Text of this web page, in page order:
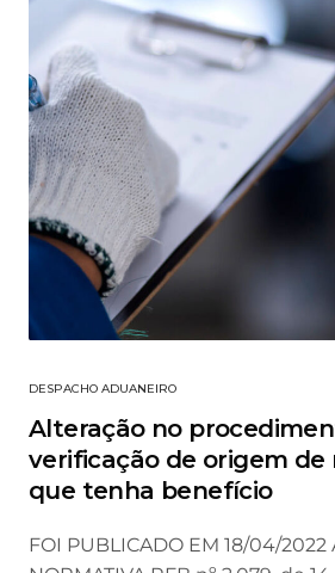
DESPACHO ADUANEIRO
Alteração no
verificação de origem de
que tenha benefício
FOI PUBLICADO EM 18/04/2022